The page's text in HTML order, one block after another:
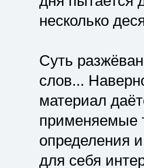
несколько
Суть
слов...
материал
применяемые
определения
для себя